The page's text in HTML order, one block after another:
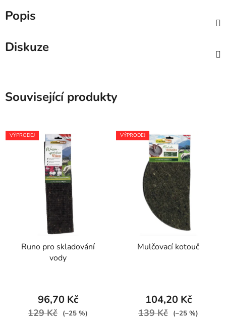
Popis
Diskuze
Související produkty
VÝPRODEJ
Runo pro skladování
vody
96,70 Kč
129 Kč (–25 %)
VÝPRODEJ
Mulčovací kotouč
104,20 Kč
139 Kč (–25 %)